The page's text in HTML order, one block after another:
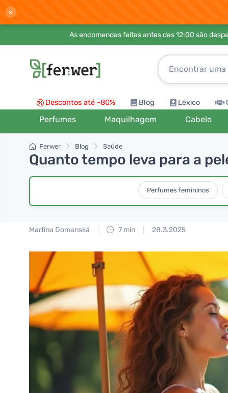
×
As encomendas feitas antes das 12:00 são
Descontos até -80% Blog Léxico
Perfumes Maquilhagem Cabelo
Ferwer Blog Saúde
Quanto tempo leva para a
Perfumes femininos
Martina Domanská 7 min 28.3.2025